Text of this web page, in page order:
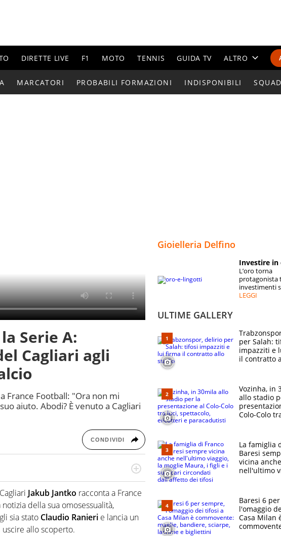
DIRETTE LIVE F1 MOTO TENNIS GUIDA TV ALTRO
CALENDARI E
ESPERTI
MARCATORI PROBABILI FORMAZIONI INDISPONIBILI
Serie A:
Cagliari agli
France Football: "Ora non mi
aiuto. Abodi? È venuto a Cagliari
CONDIVIDI
ogni evento in tutte le sue sfaccettature.
di cuoio. Il pallone è una cosa serissima,
Jakub Jantko racconta a France
della sua omosessualità,
sia stato Claudio Ranieri e lancia un
allo scoperto.
Gioielleria Delfino
Investire in
L’oro torna
protagonista
investimenti
LEGGI
ULTIME GALLERY
per Salah:
impazziti e
il contratto
Vozinha, in
allo stadio
Colo-Colo
La famiglia
Baresi
vicina anche
nell'ultimo
circondati
dall'affetto
Baresi 6
l'omaggio
Casa Milan